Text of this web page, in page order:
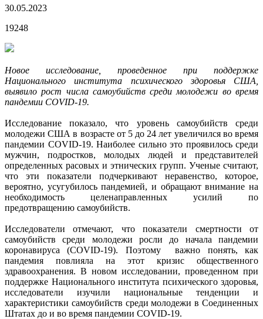
30.05.2023
19248
Новое исследование, проведенное при поддержке
Национального института психического здоровья США,
выявило рост числа самоубийств среди молодежи во время
пандемии COVID-19.
Исследование показало, что уровень самоубийств среди
молодежи США в возрасте от 5 до 24 лет увеличился во время
пандемии COVID-19. Наиболее сильно это проявилось среди
мужчин, подростков, молодых людей и представителей
определенных расовых и этнических групп. Ученые считают,
что эти показатели подчеркивают неравенство, которое,
вероятно, усугубилось пандемией, и обращают внимание на
необходимость целенаправленных усилий по
предотвращению самоубийств.
Исследователи отмечают, что показатели смертности от
самоубийств среди молодежи росли до начала пандемии
коронавируса (COVID-19). Поэтому важно понять, как
пандемия повлияла на этот кризис общественного
здравоохранения. В новом исследовании, проведенном при
поддержке Национального института психического здоровья,
исследователи изучили национальные тенденции и
характеристики самоубийств среди молодежи в Соединенных
Штатах до и во время пандемии COVID-19.